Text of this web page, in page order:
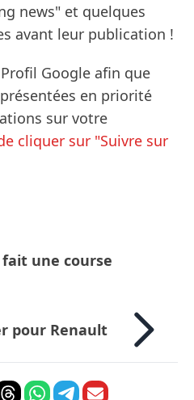
news" et quelques
avant leur publication !
Google afin que
en priorité
sur votre
cliquer sur "Suivre sur
une course
pour Renault